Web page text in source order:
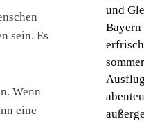
sein. Es
Wenn
eine
und
Bayern